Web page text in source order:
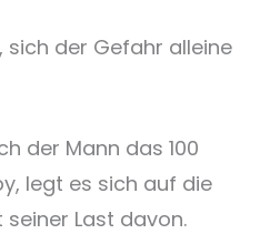
der Gefahr alleine
der Mann das 100
legt es sich auf die
Last davon.